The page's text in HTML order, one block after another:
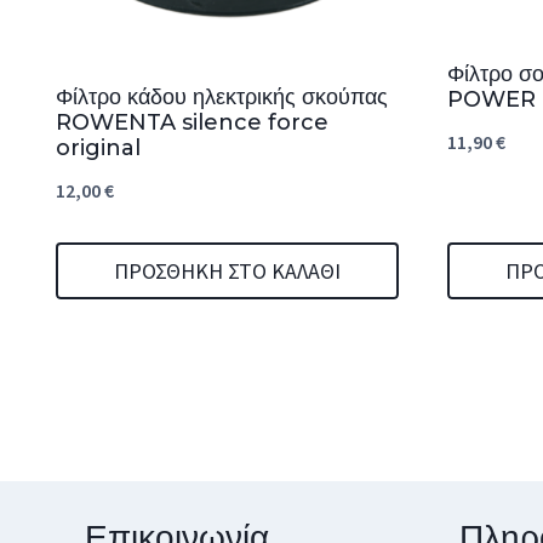
Φίλτρο κάδου ηλεκτρικής σκούπας
ROWENTA silence force
original
12,00€
ΠΡΟΣΘΉΚΗ ΣΤΟ ΚΑΛΆΘΙ
Φίλτρο
11,90€